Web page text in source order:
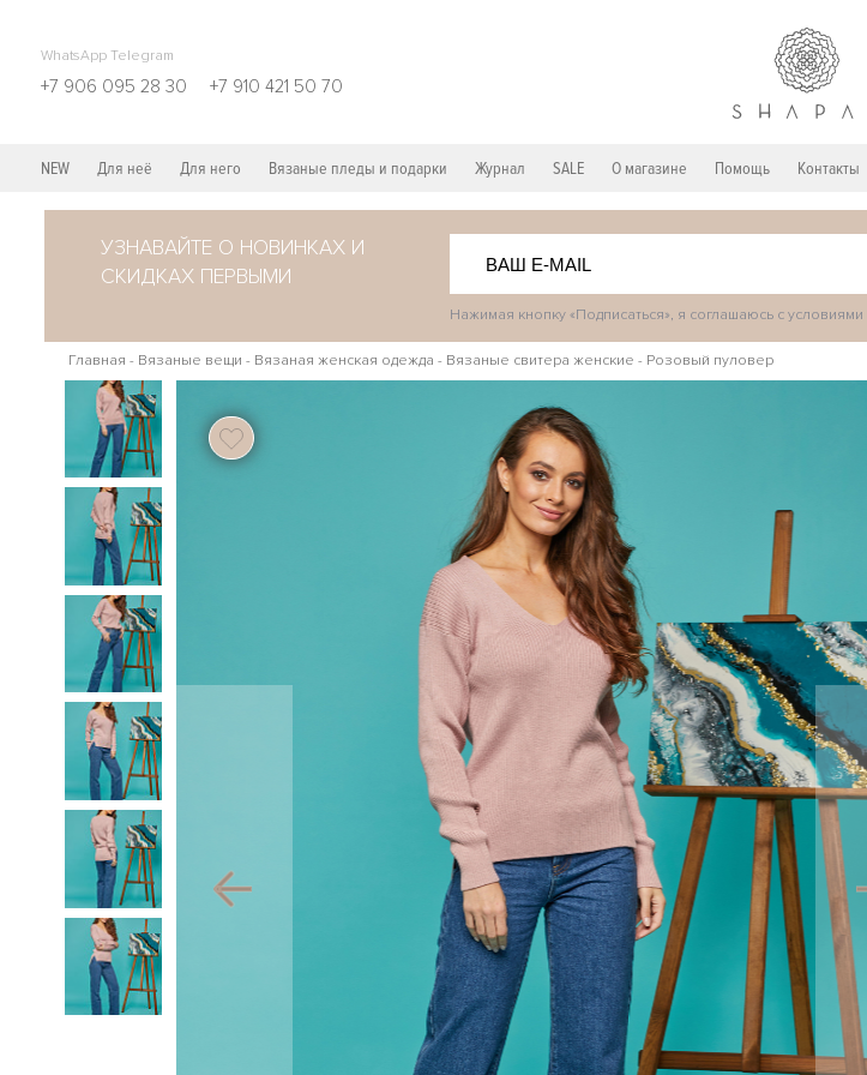
WhatsApp Telegram
+7 906 095 28 30 +7 910 421 50 70
NEW Для неё Для него Вязаные пледы и подарки Журнал SALE О магазине Помощь Контакты
УЗНАВАЙТЕ О НОВИНКАХ И
СКИДКАХ ПЕРВЫМИ
Нажимая кнопку «Подписаться», я соглашаюсь с условиями
Главная - Вязаные вещи - Вязаная женская одежда - Вязаные свитера женские - Розовый пуловер
111